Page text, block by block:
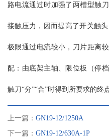
路电流通过时加强了两槽型触
接触压力，因而提高了开关触
极限通过电流较小，刀片距离
配：由底架主轴、限位板（停
触刀“分”“合”时得到所要求的终
上一篇： GN19-12/1250A
下一篇： GN19-12/630A-1P